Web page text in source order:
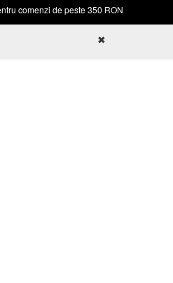
comenzi de peste 350 RON
✖